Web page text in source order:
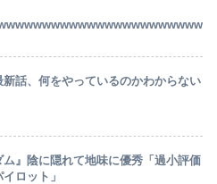
新話、何をやっているのかわからない
ム』陰に隠れて地味に優秀「過小評価
ロット」